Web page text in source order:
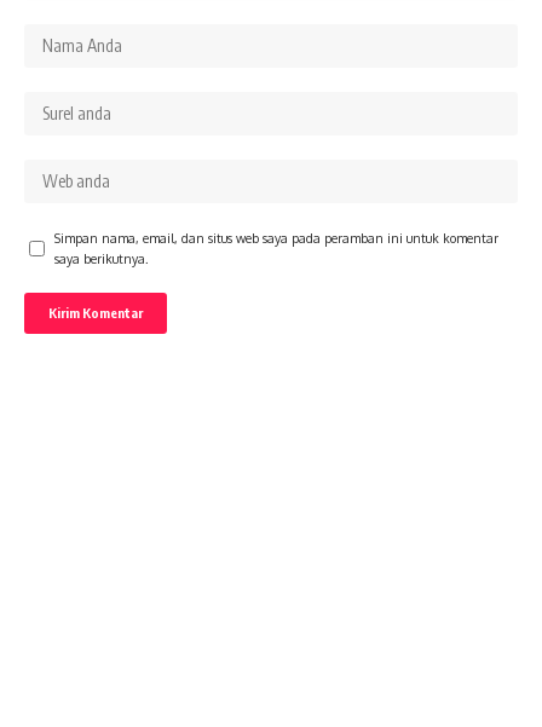
Simpan nama, email, dan situs web saya pada peramban ini untuk komentar
saya berikutnya.